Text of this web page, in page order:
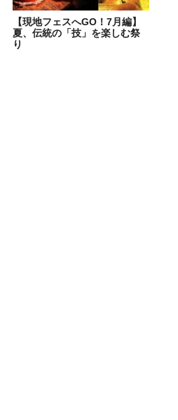
【現地フェスへGO！7月編】
夏、伝統の「技」を楽しむ祭
り